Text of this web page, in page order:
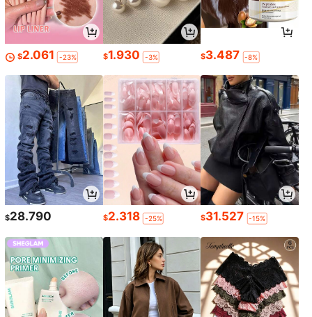
$2.061 -23% $1.930 -3% $3.487 -8%
$28.790 $2.318 -25% $31.527 -15%